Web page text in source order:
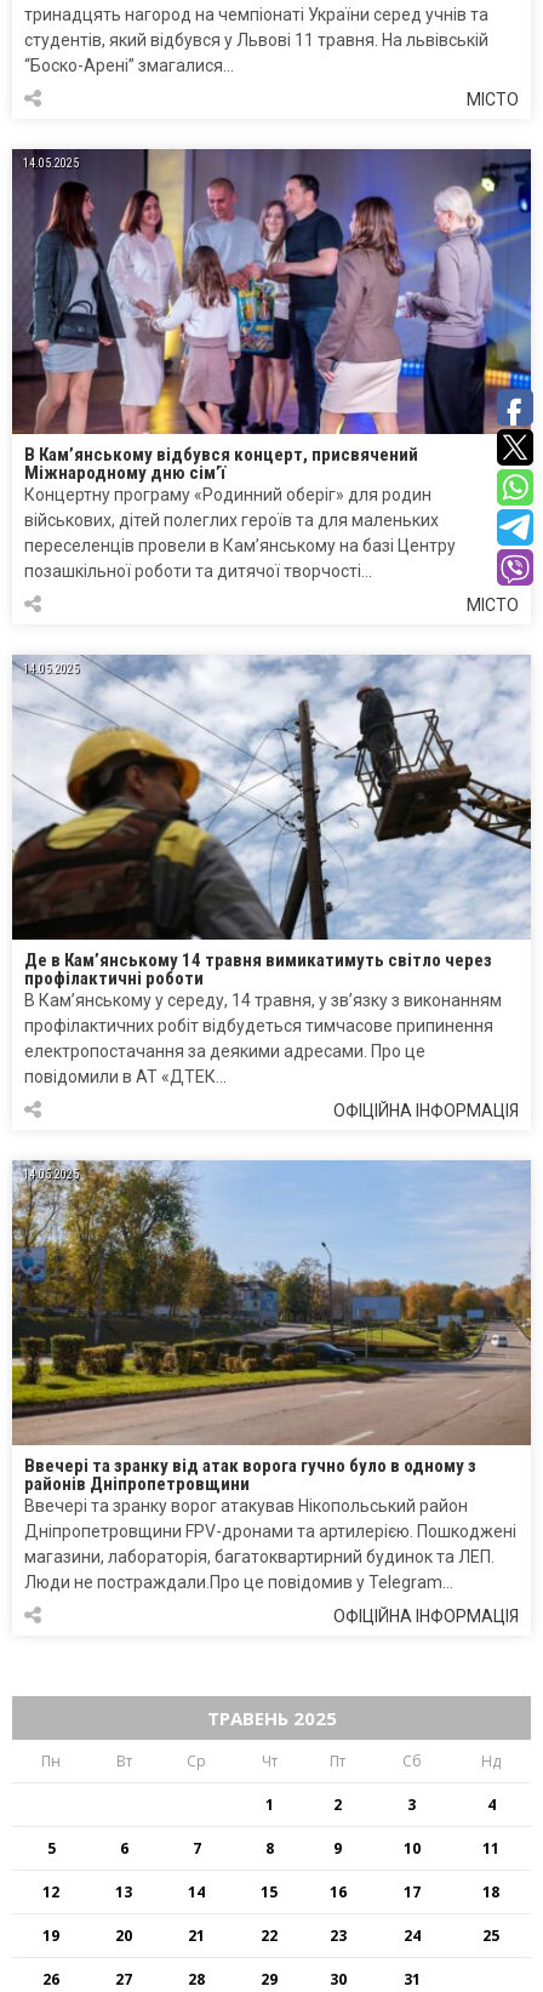
тринадцять нагород на чемпіонаті України серед учнів та
студентів, який відбувся у Львові 11 травня. На львівській
“Боско-Арені” змагалися…
МІСТО
14.05.2025
В Кам’янському відбувся концерт, присвячений
Міжнародному дню сім’ї
Концертну програму «Родинний оберіг» для родин
військових, дітей полеглих героїв та для маленьких
переселенців провели в Кам’янському на базі Центру
позашкільної роботи та дитячої творчості…
МІСТО
14.05.2025
Де в Кам’янському 14 травня вимикатимуть світло через
профілактичні роботи
В Кам’янському у середу, 14 травня, у зв’язку з виконанням
профілактичних робіт відбудеться тимчасове припинення
електропостачання за деякими адресами. Про це
повідомили в АТ «ДТЕК…
ОФІЦІЙНА ІНФОРМАЦІЯ
14.05.2025
Ввечері та зранку від атак ворога гучно було в одному з
районів Дніпропетровщини
Ввечері та зранку ворог атакував Нікопольський район
Дніпропетровщини FPV-дронами та артилерією. Пошкоджені
магазини, лабораторія, багатоквартирний будинок та ЛЕП.
Люди не постраждали.Про це повідомив у Telegram…
ОФІЦІЙНА ІНФОРМАЦІЯ
ТРАВЕНЬ 2025
Пн Вт Ср Чт Пт Сб Нд
1 2 3 4
5 6 7 8 9 10 11
12 13 14 15 16 17 18
19 20 21 22 23 24 25
26 27 28 29 30 31